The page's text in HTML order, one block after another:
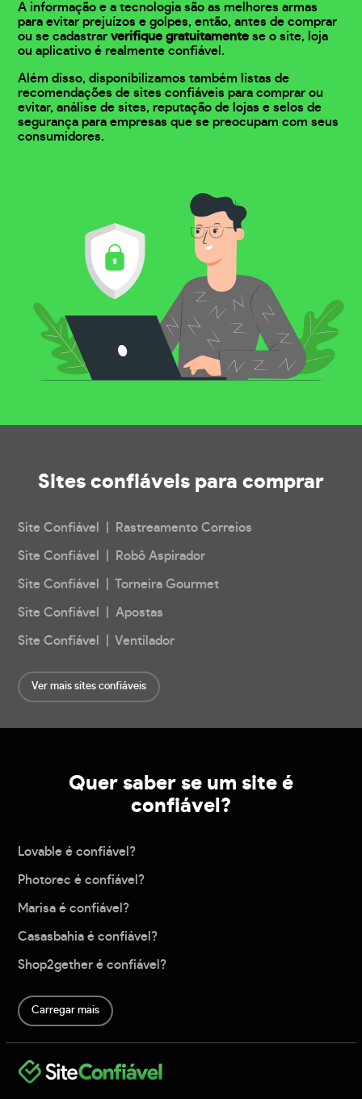
A informação e a tecnologia são as melhores armas
para evitar prejuízos e golpes, então, antes de comprar
ou se cadastrarverifique gratuitamente se o site, loja
ou aplicativo é realmente confiável.
Além disso, disponibilizamos também listas de
recomendações de sites confiáveis para comprar ou
evitar, análise de sites, reputação de lojas e selos de
segurança para empresas que se preocupam com seus
consumidores.
Sites confiáveis para comprar
Site Confiável | Rastreamento Correios
Site Confiável | Robô Aspirador
Site Confiável | Torneira Gourmet
Site Confiável | Apostas
Site Confiável | Ventilador
Ver mais sites confiáveis
Quer saber se um site é
confiável?
Lovable é confiável?
Photorec é confiável?
Marisa é confiável?
Casasbahia é confiável?
Shop2gether é confiável?
Carregar mais